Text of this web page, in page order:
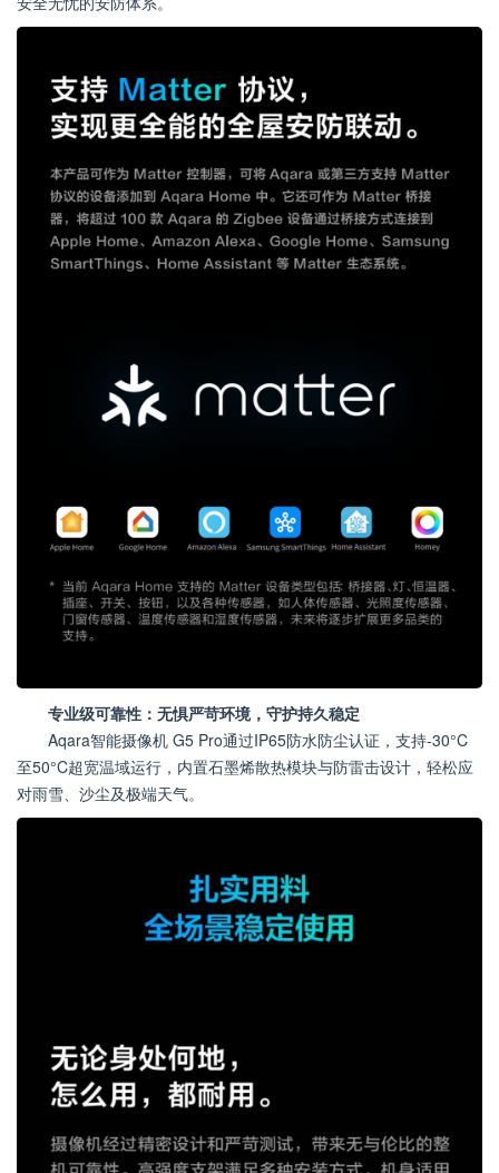
专业级可靠性：无惧严苛环境，守护持久稳定
Aqara智能摄像机 G5 Pro通过IP65防水防尘认证，支持-30°C
至50°C超宽温域运行，内置石墨烯散热模块与防雷击设计，轻松应
对雨雪、沙尘及极端天气。